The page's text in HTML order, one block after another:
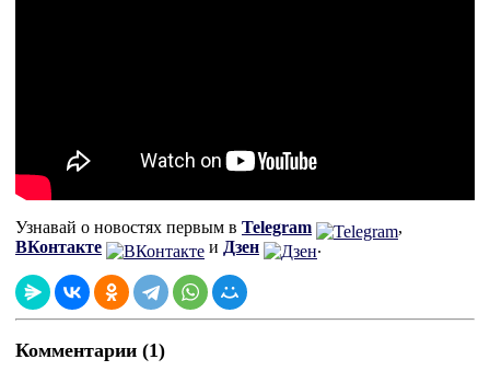
Узнавай о новостях первым в Telegram
,
ВКонтакте
и Дзен .
Комментарии (1)